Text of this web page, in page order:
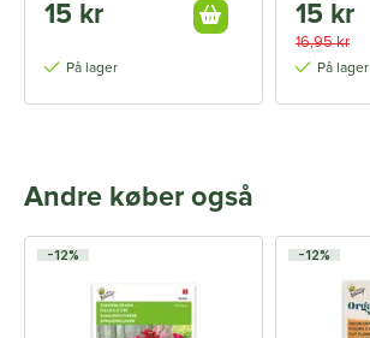
15 kr
På lager
15 kr
16,95 kr
På lager
Andre køber også
-12% -12%